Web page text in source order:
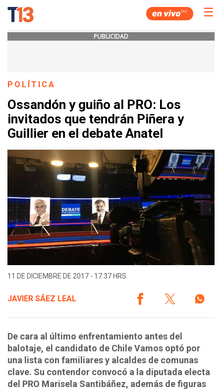
☰
PUBLICIDAD
POLÍTICA
Ossandón y guiño al PRO: Los
invitados que tendrán Piñera y
Guillier en el debate Anatel
11 DE DICIEMBRE DE 2017 - 17:37 HRS.
JAVIER SÁEZ LEAL
De cara al último enfrentamiento antes del
balotaje, el candidato de Chile Vamos optó por
una lista con familiares y alcaldes de comunas
clave. Su contendor convocó a la diputada electa
del PRO Marisela Santibáñez, además de figuras